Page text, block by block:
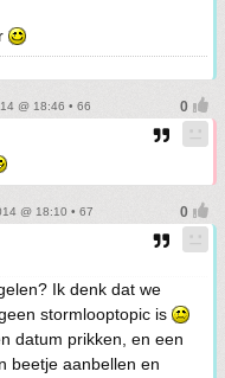
@ 18:46 • 66
@ 18:10 • 67
Ik denk dat we
stormlooptopic is
datum prikken, en een
beetje aanbellen en